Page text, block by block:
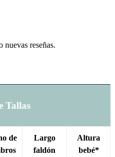
nuevas reseñas.
Tallas
de
Largo
faldón
Altura
bebé*